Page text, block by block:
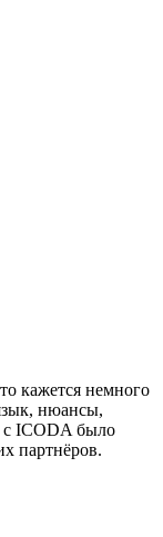
кажется немного
нюансы,
с ICODA было
партнёров.